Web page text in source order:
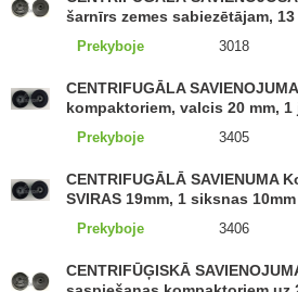
šarnīrs zemes sabiezētājam,
Prekyboje 3018
CENTRIFUGĀLA
kompaktoriem, valcis 20 mm, 1
Prekyboje 3405
CENTRIFUGĀLĀ SAVIENUMA
SVIRAS 19mm, 1 siksnas 10mm
Prekyboje 3406
CENTRIFŪĢISKĀ